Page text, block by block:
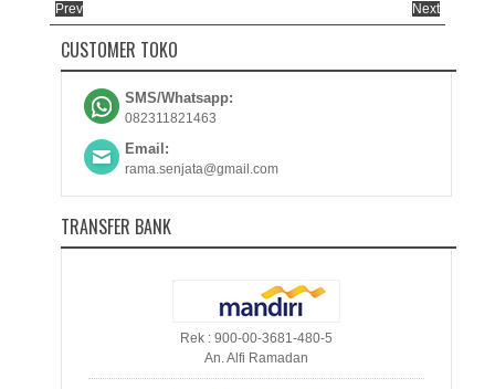
Prev Next
CUSTOMER TOKO
SMS/Whatsapp:
082311821463
Email:
rama.senjata@gmail.com
TRANSFER BANK
Rek : 900-00-3681-480-5
An. Alfi Ramadan